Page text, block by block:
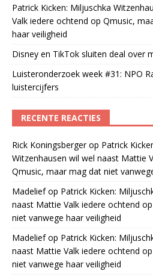
Patrick Kicken: Miljuschka
Valk iedere ochtend op Qmusic,
haar veiligheid
Disney en TikTok sluiten deal over
Luisteronderzoek week #31: NPO
luistercijfers
RECENTE REACTIES
Rick Koningsbergerop Patrick
Witzenhausen wil wel naast Mattie
Qmusic, maar mag dat niet
Madeliefop Patrick Kicken:
naast Mattie Valk iedere ochtend
niet vanwege haar veiligheid
Madeliefop Patrick Kicken:
naast Mattie Valk iedere ochtend
niet vanwege haar veiligheid